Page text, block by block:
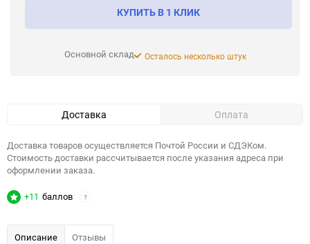
КУПИТЬ В 1 КЛИК
Основной склад Осталось несколько штук
Доставка Оплата
Доставка товаров осуществляется Почтой России и СДЭКом.
Стоимость доставки рассчитывается после указания адреса при
оформлении заказа.
+11 баллов ?
Описание Отзывы